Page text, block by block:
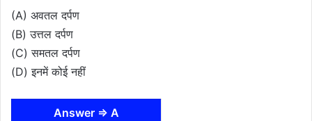
(A) अवतल दर्पण
(B) उत्तल दर्पण
(C) समतल दर्पण
(D) इनमें कोई नहीं
Answer ⇒ A